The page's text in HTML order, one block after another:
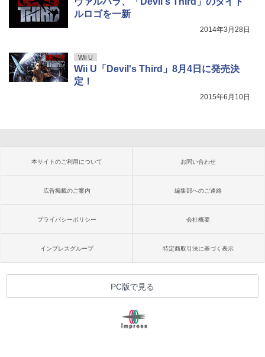
ルロゴを一新
2014年3月28日
Wii U
Wii U「Devil's Third」8月4日に発売決
定！
2015年6月10日
本サイトのご利用について お問い合わせ
広告掲載のご案内 編集部へのご連絡
プライバシーポリシー 会社概要
インプレスグループ 特定商取引法に基づく表示
PC版で見る